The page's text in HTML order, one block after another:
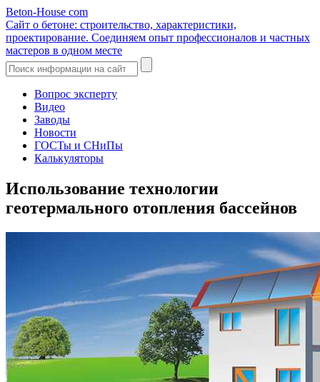
Beton-House com
Сайт о бетоне: строительство, характеристики,
проектирование. Соединяем опыт профессионалов и частных
мастеров в одном месте
Вопрос эксперту
Видео
Заводы
Новости
ГОСТы и СНиПы
Калькуляторы
Использование технологии
геотермального отопления бассейнов